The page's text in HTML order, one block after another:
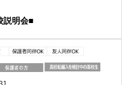
説明会■